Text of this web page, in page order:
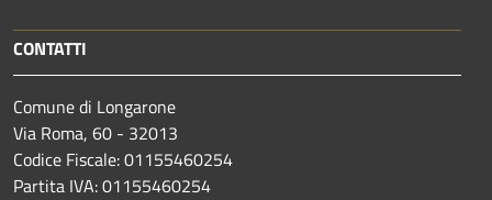
CONTATTI
Comune di Longarone
Via Roma, 60 - 32013
Codice Fiscale: 01155460254
Partita IVA: 01155460254